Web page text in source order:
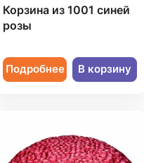
Корзина из 1001 синей
розы
Подробнее В корзину